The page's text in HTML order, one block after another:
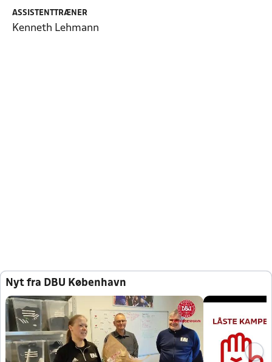
ASSISTENTTRÆNER
Kenneth Lehmann
Nyt fra DBU København